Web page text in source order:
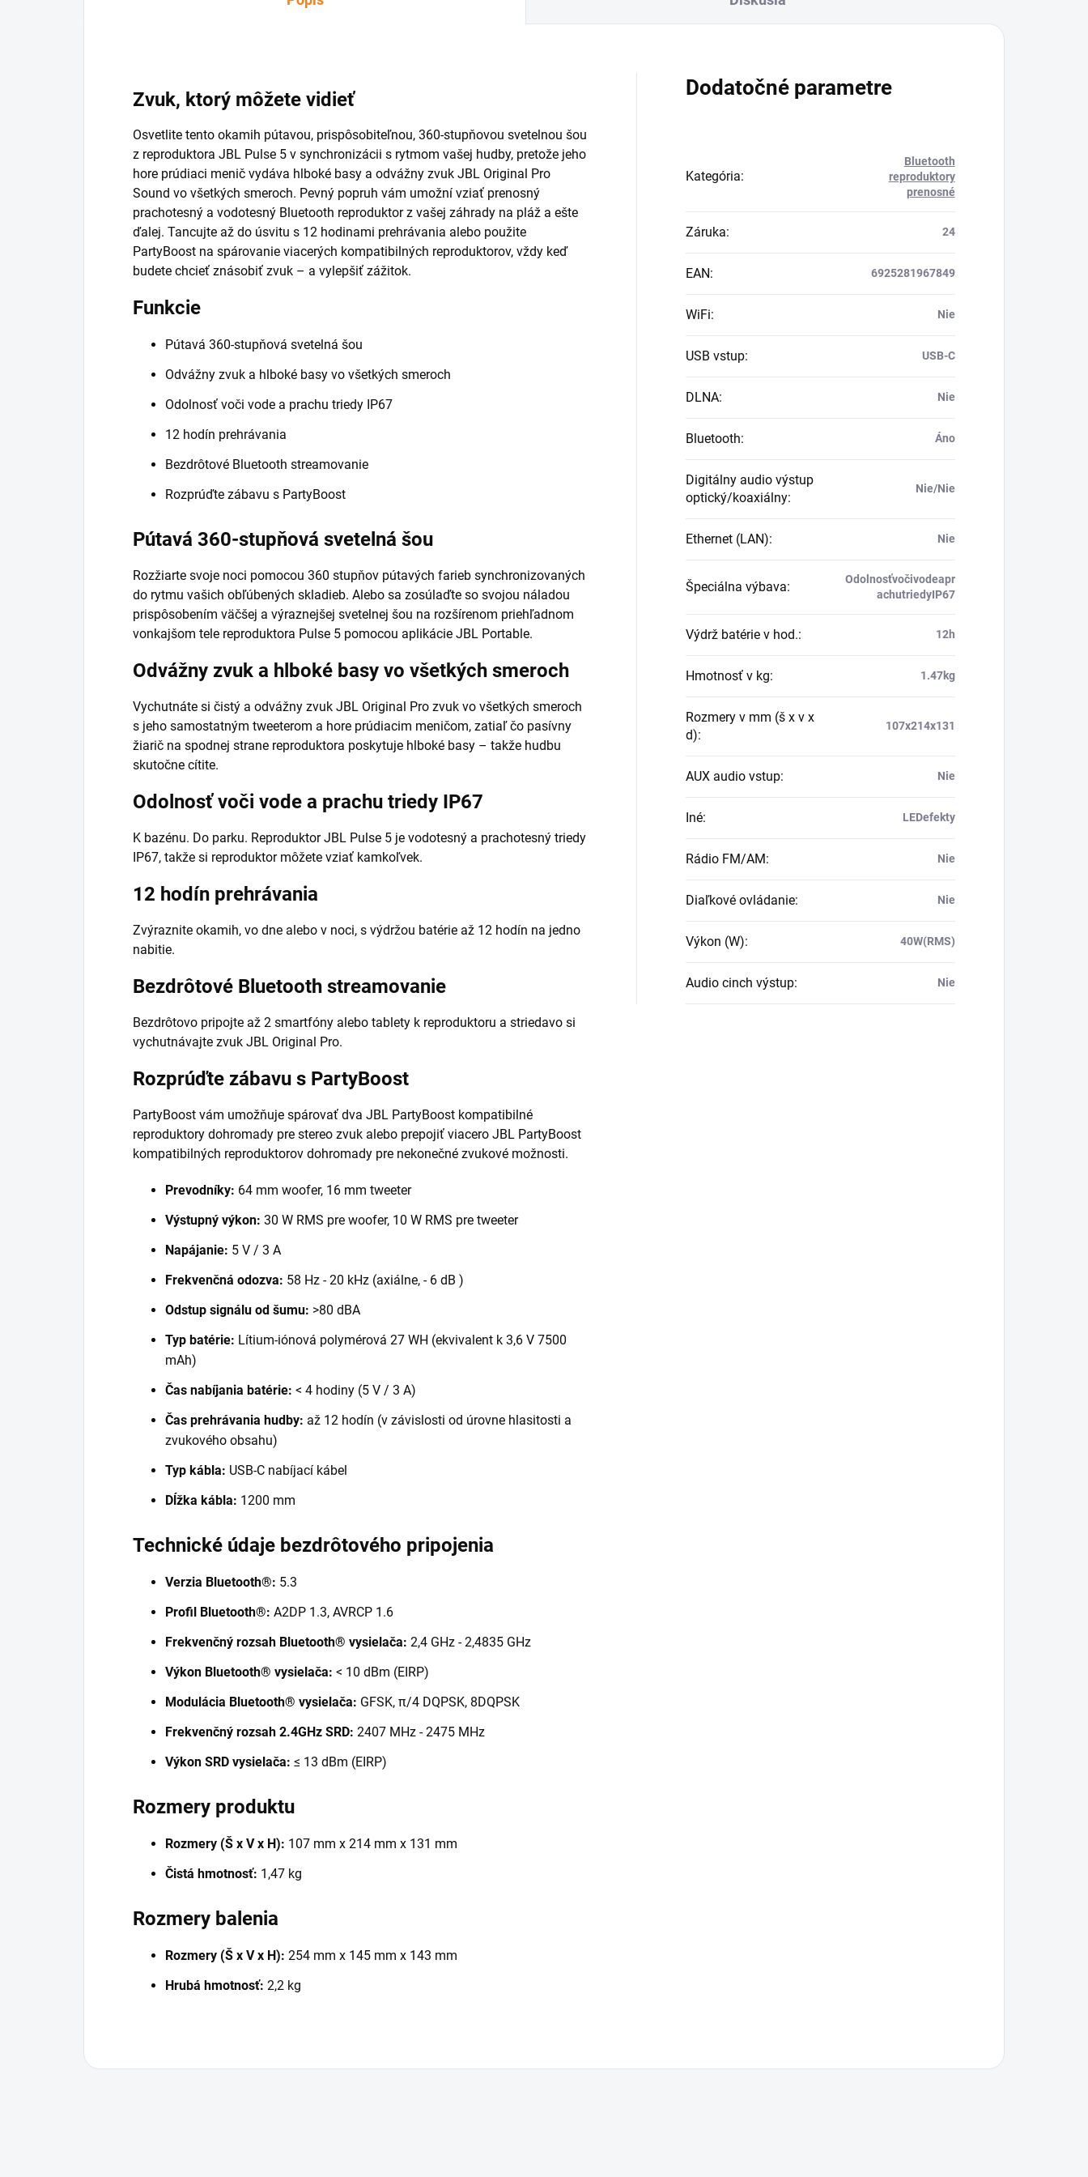
Zvuk, ktorý môžete vidieť
Osvetlite tento okamih pútavou, prispôsobiteľnou, 360-stupňovou svetelnou šou
z reproduktora JBL Pulse 5 v synchronizácii s rytmom vašej hudby, pretože jeho
hore prúdiaci menič vydáva hlboké basy a odvážny zvuk JBL Original Pro
Sound vo všetkých smeroch. Pevný popruh vám umožní vziať prenosný
prachotesný a vodotesný Bluetooth reproduktor z vašej záhrady na pláž a ešte
ďalej. Tancujte až do úsvitu s 12 hodinami prehrávania alebo použite
PartyBoost na spárovanie viacerých kompatibilných reproduktorov, vždy keď
budete chcieť znásobiť zvuk – a vylepšiť zážitok.
Funkcie
Pútavá 360-stupňová svetelná šou
Odvážny zvuk a hlboké basy vo všetkých smeroch
Odolnosť voči vode a prachu triedy IP67
12 hodín prehrávania
Bezdrôtové Bluetooth streamovanie
Rozprúďte zábavu s PartyBoost
Pútavá 360-stupňová svetelná šou
Rozžiarte svoje noci pomocou 360 stupňov pútavých farieb synchronizovaných
do rytmu vašich obľúbených skladieb. Alebo sa zosúlaďte so svojou náladou
prispôsobením väčšej a výraznejšej svetelnej šou na rozšírenom priehľadnom
vonkajšom tele reproduktora Pulse 5 pomocou aplikácie JBL Portable.
Odvážny zvuk a hlboké basy vo všetkých smeroch
Vychutnáte si čistý a odvážny zvuk JBL Original Pro zvuk vo všetkých smeroch
s jeho samostatným tweeterom a hore prúdiacim meničom, zatiaľ čo pasívny
žiarič na spodnej strane reproduktora poskytuje hlboké basy – takže hudbu
skutočne cítite.
Odolnosť voči vode a prachu triedy IP67
K bazénu. Do parku. Reproduktor JBL Pulse 5 je vodotesný a prachotesný triedy
IP67, takže si reproduktor môžete vziať kamkoľvek.
12 hodín prehrávania
Zvýraznite okamih, vo dne alebo v noci, s výdržou batérie až 12 hodín na jedno
nabitie.
Bezdrôtové Bluetooth streamovanie
Bezdrôtovo pripojte až 2 smartfóny alebo tablety k reproduktoru a striedavo si
vychutnávajte zvuk JBL Original Pro.
Rozprúďte zábavu s PartyBoost
PartyBoost vám umožňuje spárovať dva JBL PartyBoost kompatibilné
reproduktory dohromady pre stereo zvuk alebo prepojiť viacero JBL PartyBoost
kompatibilných reproduktorov dohromady pre nekonečné zvukové možnosti.
Prevodníky: 64 mm woofer, 16 mm tweeter
Výstupný výkon: 30 W RMS pre woofer, 10 W RMS pre tweeter
Napájanie: 5 V / 3 A
Frekvenčná odozva: 58 Hz - 20 kHz (axiálne, - 6 dB )
Odstup signálu od šumu: >80 dBA
Typ batérie: Lítium-iónová polymérová 27 WH (ekvivalent k 3,6 V 7500
mAh)
Čas nabíjania batérie: < 4 hodiny (5 V / 3 A)
Čas prehrávania hudby: až 12 hodín (v závislosti od úrovne hlasitosti a
zvukového obsahu)
Typ kábla: USB-C nabíjací kábel
Dĺžka kábla: 1200 mm
Technické údaje bezdrôtového pripojenia
Verzia Bluetooth®: 5.3
Profil Bluetooth®: A2DP 1.3, AVRCP 1.6
Frekvenčný rozsah Bluetooth® vysielača: 2,4 GHz - 2,4835 GHz
Výkon Bluetooth® vysielača: < 10 dBm (EIRP)
Modulácia Bluetooth® vysielača: GFSK, π/4 DQPSK, 8DQPSK
Frekvenčný rozsah 2.4GHz SRD: 2407 MHz - 2475 MHz
Výkon SRD vysielača: ≤ 13 dBm (EIRP)
Rozmery produktu
Rozmery (Š x V x H): 107 mm x 214 mm x 131 mm
Čistá hmotnosť: 1,47 kg
Rozmery balenia
Rozmery (Š x V x H): 254 mm x 145 mm x 143 mm
Hrubá hmotnosť: 2,2 kg
Dodatočné parametre
Kategória:
Bluetooth
reproduktory
prenosné
Záruka: 24
EAN: 6925281967849
WiFi: Nie
USB vstup: USB-C
DLNA: Nie
Bluetooth: Áno
Digitálny audio výstup
optický/koaxiálny:
Nie/Nie
Ethernet (LAN): Nie
Špeciálna výbava:
Odolnosťvočivodeapr
achutriedyIP67
Výdrž batérie v hod.: 12h
Hmotnosť v kg: 1.47kg
Rozmery v mm (š x v x
d):
107x214x131
AUX audio vstup: Nie
Iné: LEDefekty
Rádio FM/AM: Nie
Diaľkové ovládanie: Nie
Výkon (W): 40W(RMS)
Audio cinch výstup: Nie